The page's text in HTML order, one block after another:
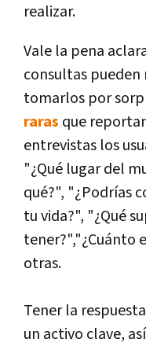
realizar.
Vale la pena
consultas
tomarlos por
raras que
entrevistas los
"¿Qué lugar del
qué?", "¿Podrías
tu vida?", "¿Qué
tener?","¿Cuánto
otras.
Tener la
un activo clave,